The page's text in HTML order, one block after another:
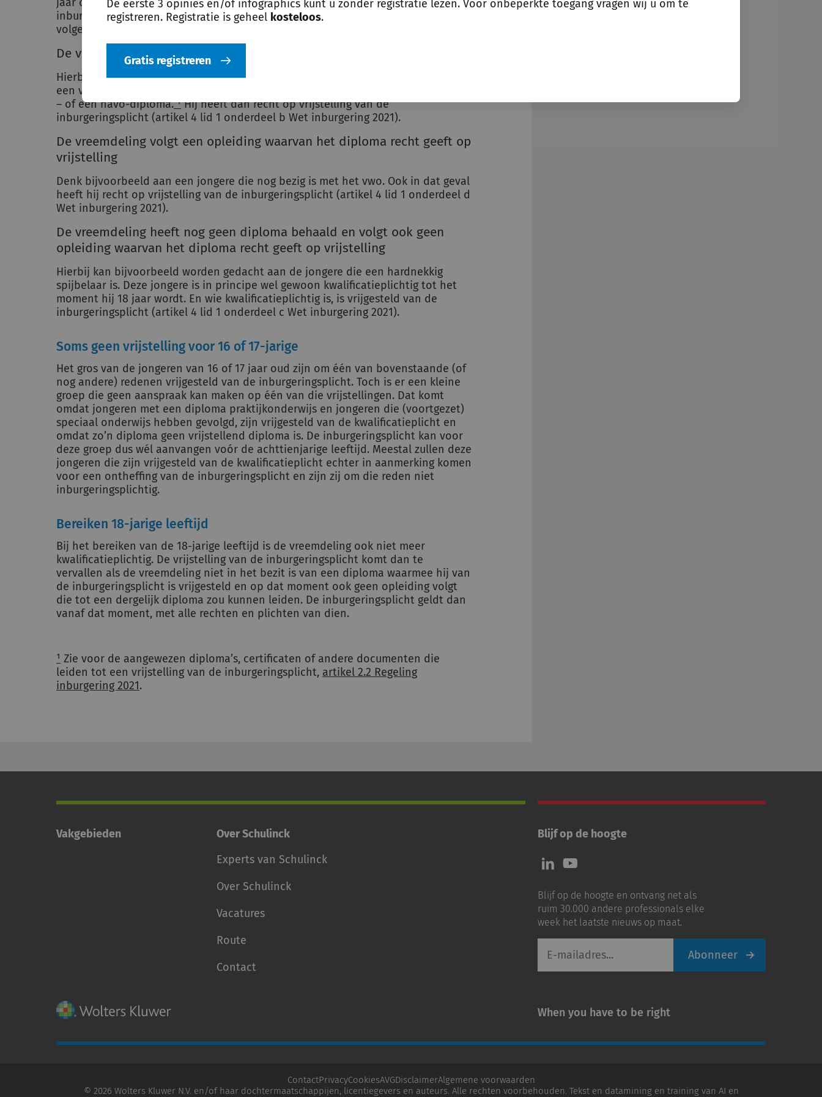
De eerste 3 opinies en/of infographics kunt u zonder registratie lezen. Voor onbeperkte toegang vragen wij u om te
registreren. Registratie is geheel kosteloos.
Gratis registreren
inburgeringsplicht. Na het einde van de leerplicht kunnen zich namelijk de
volgende situaties voordoen:
De vreemdeling heeft een vrijstellend diploma behaald
Hierbij kan bijvoorbeeld gedacht worden aan de jongere die al in het bezit is van
een vmbo (op ten minste het niveau gemengde leerweg of theoretische leerweg)
– of een havo-diploma.¹Hij heeft dan recht op vrijstelling van de
inburgeringsplicht (artikel 4 lid 1 onderdeel b Wet inburgering 2021).
De vreemdeling volgt een opleiding waarvan het diploma recht geeft op
vrijstelling
Denk bijvoorbeeld aan een jongere die nog bezig is met het vwo. Ook in dat geval
heeft hij recht op vrijstelling van de inburgeringsplicht (artikel 4 lid 1 onderdeel d
Wet inburgering 2021).
De vreemdeling heeft nog geen diploma behaald en volgt ook geen
opleiding waarvan het diploma recht geeft op vrijstelling
Hierbij kan bijvoorbeeld worden gedacht aan de jongere die een hardnekkig
spijbelaar is. Deze jongere is in principe wel gewoon kwalificatieplichtig tot het
moment hij 18 jaar wordt. En wie kwalificatieplichtig is, is vrijgesteld van de
inburgeringsplicht (artikel 4 lid 1 onderdeel c Wet inburgering 2021).
Soms geen vrijstelling voor 16 of 17-jarige
Het gros van de jongeren van 16 of 17 jaar oud zijn om één van bovenstaande (of
nog andere) redenen vrijgesteld van de inburgeringsplicht. Toch is er een kleine
groep die geen aanspraak kan maken op één van die vrijstellingen. Dat komt
omdat jongeren met een diploma praktijkonderwijs en jongeren die (voortgezet)
speciaal onderwijs hebben gevolgd, zijn vrijgesteld van de kwalificatieplicht en
omdat zo’n diploma geen vrijstellend diploma is. De inburgeringsplicht kan voor
deze groep dus wél aanvangen voór de achttienjarige leeftijd. Meestal zullen deze
jongeren die zijn vrijgesteld van de kwalificatieplicht echter in aanmerking komen
voor een ontheffing van de inburgeringsplicht en zijn zij om die reden niet
inburgeringsplichtig.
Bereiken 18-jarige leeftijd
Bij het bereiken van de 18-jarige leeftijd is de vreemdeling ook niet meer
kwalificatieplichtig. De vrijstelling van de inburgeringsplicht komt dan te
vervallen als de vreemdeling niet in het bezit is van een diploma waarmee hij van
de inburgeringsplicht is vrijgesteld en op dat moment ook geen opleiding volgt
die tot een dergelijk diploma zou kunnen leiden. De inburgeringsplicht geldt dan
vanaf dat moment, met alle rechten en plichten van dien.
¹ Zie voor de aangewezen diploma’s, certificaten of andere documenten die
leiden tot een vrijstelling van de inburgeringsplicht, artikel 2.2 Regeling
inburgering 2021.
Vakgebieden
Over Schulinck
Experts van Schulinck
Over Schulinck
Vacatures
Route
Contact
Blijf op de hoogte
Volg
ons
LinkedIn
Volg
ons
Youtube
Blijf op de hoogte en ontvang net als
ruim 30.000 andere professionals elke
week het laatste nieuws op maat.
mailadres
Abonneer
When you have to be right
ContactPrivacyCookiesAVGDisclaimerAlgemene voorwaarden
© 2026 Wolters Kluwer N.V. en/of haar dochtermaatschappijen, licentiegevers en auteurs. Alle rechten voorbehouden. Tekst en datamining en training van AI en